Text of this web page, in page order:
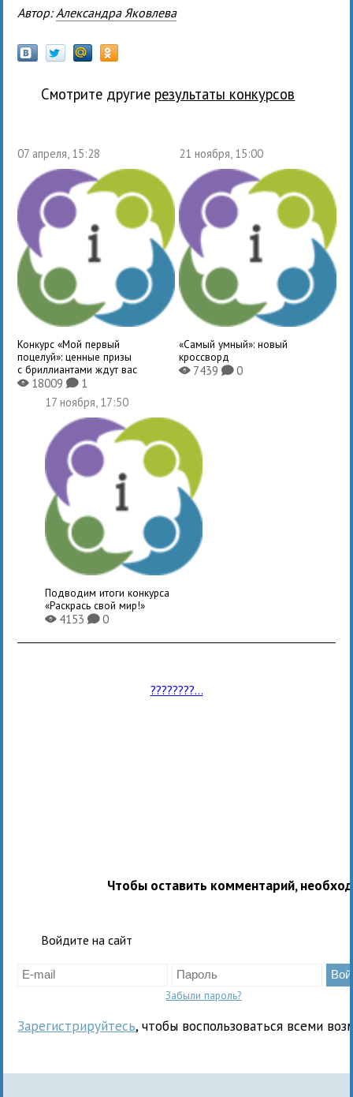
Автор: Александра Яковлева
Смотрите другие результаты конкурсов
07 апреля, 15:28
Конкурс «Мой первый
поцелуй»: ценные призы
с бриллиантами ждут вас
X18009K1
21 ноября, 15:00
«Самый умный»: новый
кроссворд
X7439 K0
17 ноября, 17:50
Подводим итоги конкурса
«Раскрась свой мир!»
X4153K0
????????...
Чтобы оставить комментарий,
Войдите на сайт
Забыли пароль?
Зарегистрируйтесь, чтобы воспользоваться всеми